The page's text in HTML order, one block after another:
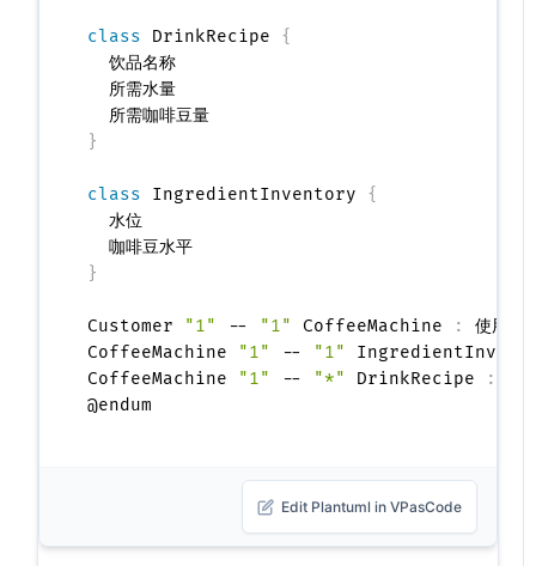
class DrinkRecipe {
  饮品名称
  所需水量
}
class IngredientInventory {
  水位
}
Customer "1" -- "1" CoffeeMachine :
使用 >
CoffeeMachine
"1" -- "1"
CoffeeMachine
"1" -- "*" DrinkRecipe :
Edit Plantuml in VPasCode